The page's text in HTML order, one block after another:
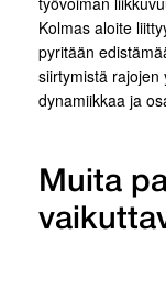
Kolmas aloite
pyritään
siirtymistä rajojen
dynamiikkaa ja
Muita